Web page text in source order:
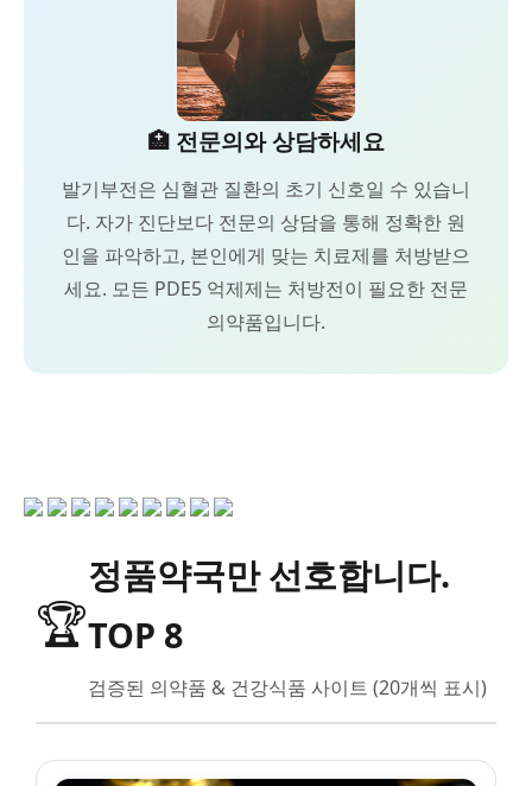
🏥 전문의와 상담하세요
발기부전은 심혈관 질환의 초기 신호일 수 있습니
다. 자가 진단보다 전문의 상담을 통해 정확한 원
인을 파악하고, 본인에게 맞는 치료제를 처방받으
세요. 모든 PDE5 억제제는 처방전이 필요한 전문
의약품입니다.
🏆
정품약국만 선호합니다.
TOP 8
검증된 의약품 & 건강식품 사이트 (20개씩 표시)